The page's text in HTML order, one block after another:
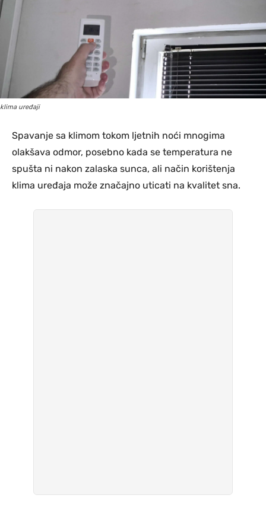
klima uređaji
Spavanje sa klimom tokom ljetnih noći mnogima
olakšava odmor, posebno kada se temperatura ne
spušta ni nakon zalaska sunca, ali način korištenja
klima uređaja može značajno uticati na kvalitet sna.